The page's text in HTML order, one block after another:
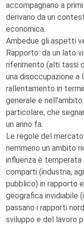
accompagnano a
derivano da un
economica.
Ambedue gli aspetti
Rapporto: da un lato
riferimento (alti tassi
una disoccupazione
rallentamento in
generale e
particolare, che
un anno fa.
Le regole del
nemmeno un ambito
influenza è
comparti (industria,
pubblico) in rapporto
geografica invidiabile
passano i rapporti
sviluppo e del lavoro